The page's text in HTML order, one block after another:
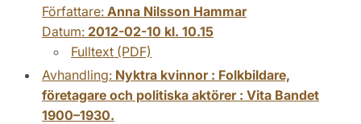
Författare: Anna Nilsson Hammar
Datum: 2012-02-10 kl. 10.15
Fulltext (PDF)
Avhandling: Nyktra kvinnor : Folkbildare,
företagare och politiska aktörer : Vita Bandet
1900–1930.